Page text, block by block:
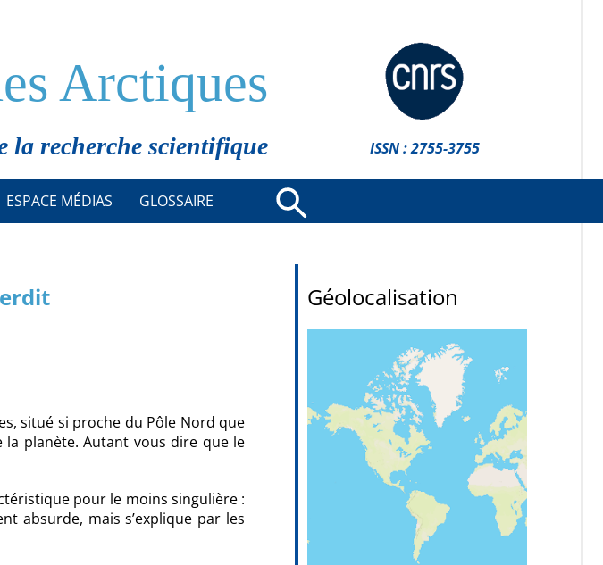
Arctiques
la recherche scientifique ISSN : 2755-3755
ESPACE MÉDIAS GLOSSAIRE
situé si proche du Pôle Nord que
planète. Autant vous dire que le
pour le moins singulière :
absurde, mais s’explique par les
Géolocalisation